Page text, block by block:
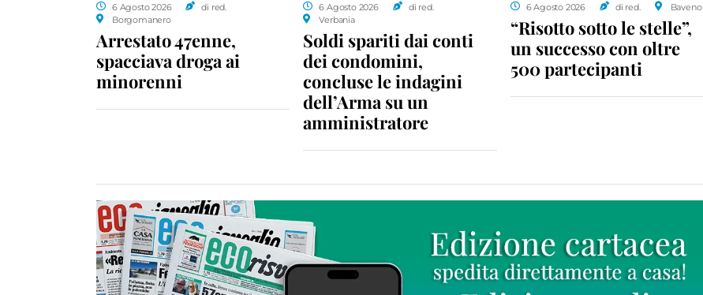
6 Agosto 2026
di red.
Borgomanero
Arrestato 47enne,
spacciava droga ai
minorenni
6 Agosto 2026
di red.
Verbania
Soldi spariti dai conti
dei condomini,
concluse le indagini
dell’Arma su un
amministratore
6 Agosto 2026 di red. Baveno
“Risotto sotto le stelle”,
un successo con oltre
500 partecipanti